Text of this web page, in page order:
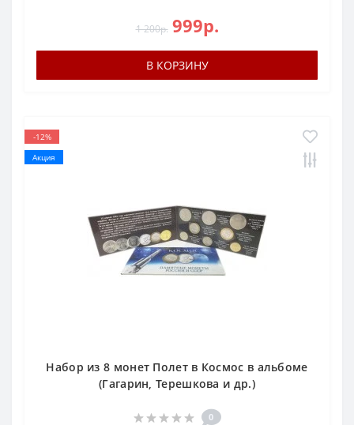
1 200р. 999р.
В КОРЗИНУ
-12%
Акция
Набор из 8 монет Полет в Космос в альбоме
(Гагарин, Терешкова и др.)
0